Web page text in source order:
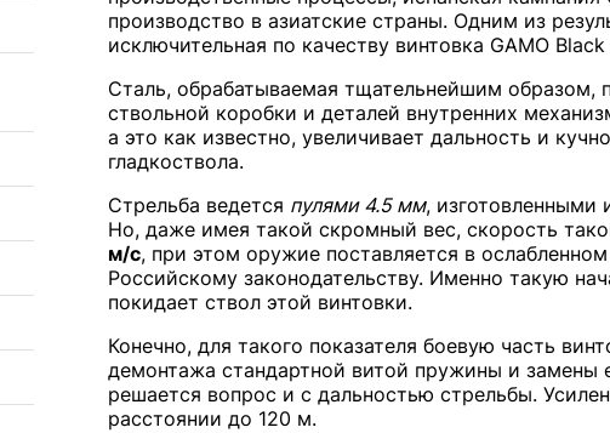
производство в азиатские страны. Одним из
исключительная по качеству винтовка GAMO Black
Сталь, обрабатываемая тщательнейшим образом,
ствольной коробки и деталей внутренних
а это как известно, увеличивает дальность и
гладкоствола.
Стрельба ведется пулями 4.5 мм,
Но, даже имея такой скромный вес, скорость
м/с, при этом оружие поставляется в
Российскому законодательству. Именно такую
покидает ствол этой винтовки.
Конечно, для такого показателя боевую часть
демонтажа стандартной витой пружины и
решается вопрос и с дальностью стрельбы.
расстоянии до 120 м.